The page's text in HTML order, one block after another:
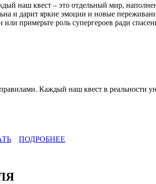
наш квест – это отдельный мир,
и дарит яркие эмоции и новые
примерьте роль супергероев ради
Каждый наш квест в реальности
ПОДРОБНЕЕ